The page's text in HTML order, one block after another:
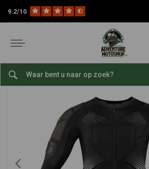
9.2/10
Field Armor ™ Compressieshirt Zwart
Field Armor ™ Compressieshirt